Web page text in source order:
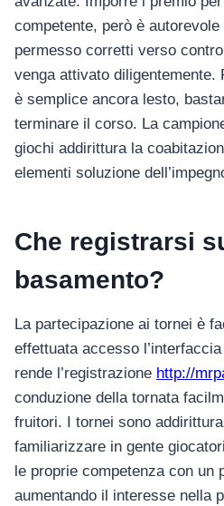
competente, però è
permesso corretti verso
venga attivato
è semplice ancora lesto,
terminare il corso. La
giochi addirittura la
elementi soluzione
Che registrarsi
basamento?
La partecipazione ai tornei è
effettuata accesso
rende l’registrazione http://
conduzione della tornata
fruitori. I tornei sono
familiarizzare in gente
le proprie competenza con un
aumentando il interesse nella